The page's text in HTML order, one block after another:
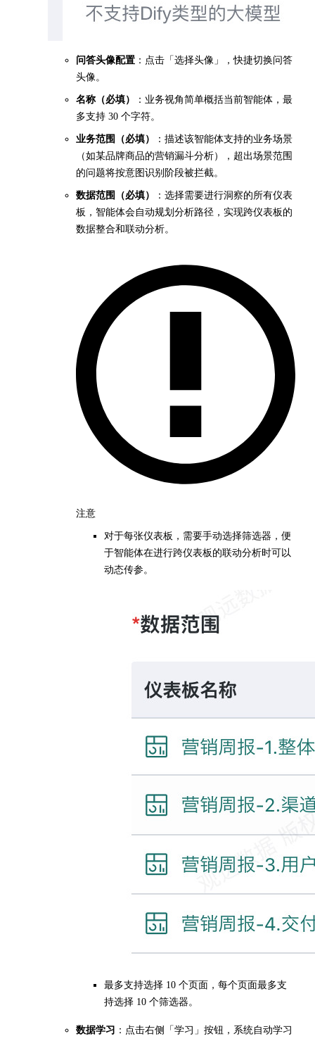
问答头像配置 ：点击「选择头像」，快捷切换问答
头像。
名称（必填）
：业务视角简单概括当前智能体，最
多支持 30 个字符。
业务范围（必填）
：描述该智能体支持的业务场景
（如某品牌商品的营销漏斗分析），超出场景范围
的问题将按意图识别阶段被拦截。
数据范围（必填）
：选择需要进行洞察的所有仪表
板，智能体会自动规划分析路径，实现跨仪表板的
数据整合和联动分析。
注意
对于每张仪表板，需要手动选择筛选器，便
于智能体在进行跨仪表板的联动分析时可以
动态传参。
最多支持选择 10 个页面，每个页面最多支
持选择 10 个筛选器。
数据学习 ：点击右侧「学习」按钮，系统自动学习